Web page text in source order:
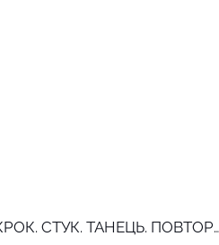
КРОК. СТУК. ТАНЕЦЬ.